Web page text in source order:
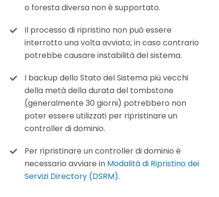
o foresta diversa non è supportato.
Il processo di ripristino non può essere
interrotto una volta avviato; in caso contrario
potrebbe causare instabilità del sistema.
I backup dello Stato del Sistema più vecchi
della metà della durata del tombstone
(generalmente 30 giorni) potrebbero non
poter essere utilizzati per ripristinare un
controller di dominio.
Per ripristinare un controller di dominio è
necessario avviare in Modalità di Ripristino dei
Servizi Directory (DSRM).